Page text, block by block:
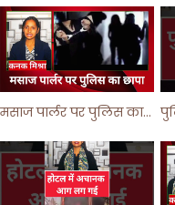
मसाज पार्लर पर पुलिस का छापा ! #viralvideo #trending #parlour